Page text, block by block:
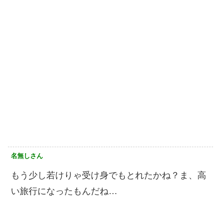
名無しさん
もう少し若けりゃ受け身でもとれたかね？ま、高
い旅行になったもんだね…